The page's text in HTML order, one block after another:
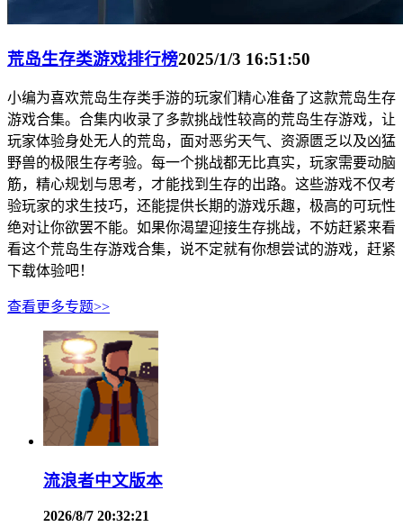
荒岛生存类游戏排行榜2025/1/3 16:51:50
小编为喜欢荒岛生存类手游的玩家们精心准备了这款荒岛生存
游戏合集。合集内收录了多款挑战性较高的荒岛生存游戏，让
玩家体验身处无人的荒岛，面对恶劣天气、资源匮乏以及凶猛
野兽的极限生存考验。每一个挑战都无比真实，玩家需要动脑
筋，精心规划与思考，才能找到生存的出路。这些游戏不仅考
验玩家的求生技巧，还能提供长期的游戏乐趣，极高的可玩性
绝对让你欲罢不能。如果你渴望迎接生存挑战，不妨赶紧来看
看这个荒岛生存游戏合集，说不定就有你想尝试的游戏，赶紧
下载体验吧！
查看更多专题>>
流浪者中文版本
2026/8/7 20:32:21